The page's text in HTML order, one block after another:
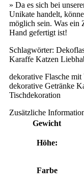
» Da es sich bei
Unikate handelt,
möglich sein. Was ein
Hand gefertigt ist!
Schlagwörter:
Karaffe Katzen
dekorative Flasche
dekorative Getränke
Tischdekoration
Zusätzliche
Gewicht
Höhe:
Farbe